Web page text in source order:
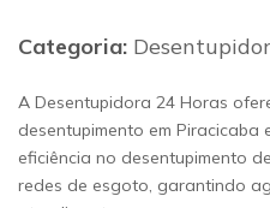
Categoria:
A Desentupidora 24 Horas
desentupimento em Piracicaba
eficiência no desentupimento
redes de esgoto, garantindo